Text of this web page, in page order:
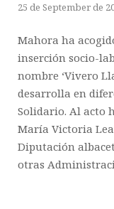
25 de September de
Mahora ha
inserción socio-
nombre ‘Vivero
desarrolla en
Solidario. Al acto
María Victoria
Diputación
otras